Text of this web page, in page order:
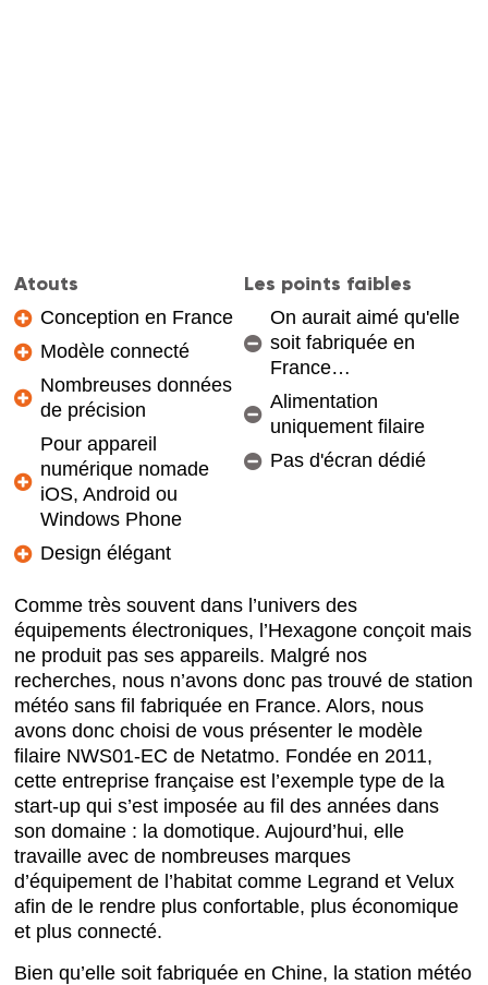
Atouts
Conception en France
Modèle connecté
Nombreuses données
de précision
Pour appareil
numérique nomade
iOS, Android ou
Windows Phone
Design élégant
Les points faibles
On aurait aimé qu'elle
soit fabriquée en
France…
Alimentation
uniquement filaire
Pas d'écran dédié
Comme très souvent dans l’univers des
équipements électroniques, l’Hexagone conçoit mais
ne produit pas ses appareils. Malgré nos
recherches, nous n’avons donc pas trouvé de station
météo sans fil fabriquée en France. Alors, nous
avons donc choisi de vous présenter le modèle
filaire NWS01-EC de Netatmo. Fondée en 2011,
cette entreprise française est l’exemple type de la
start-up qui s’est imposée au fil des années dans
son domaine : la domotique. Aujourd’hui, elle
travaille avec de nombreuses marques
d’équipement de l’habitat comme Legrand et Velux
afin de le rendre plus confortable, plus économique
et plus connecté.
Bien qu’elle soit fabriquée en Chine, la station météo